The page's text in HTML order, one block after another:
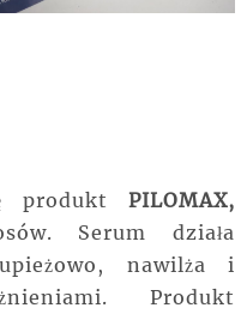
produkt PILOMAX,
Serum działa
nawilża i
Produkt